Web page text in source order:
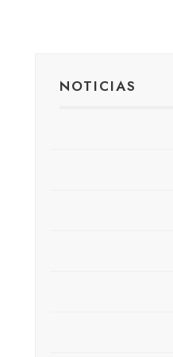
NOTICIAS